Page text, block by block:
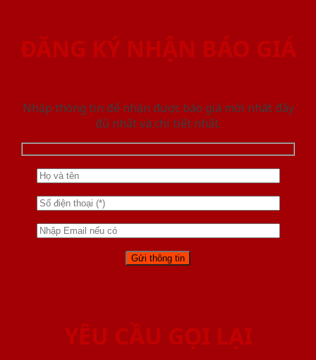
ĐĂNG KÝ NHẬN BÁO GIÁ
Nhập thông tin để nhận được báo giá mới nhât đầy
đủ nhất và chi tiết nhất.
YÊU CẦU GỌI LẠI